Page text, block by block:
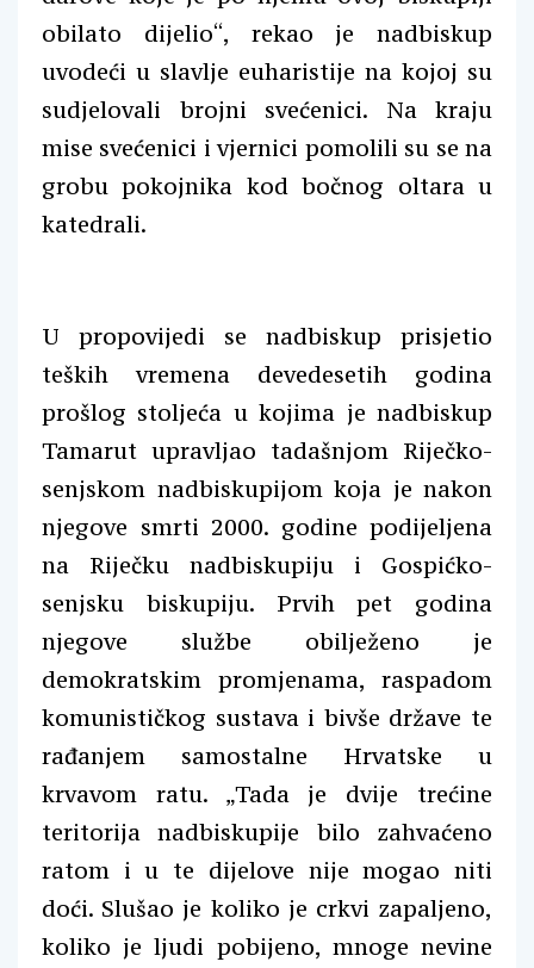
obilato dijelio“, rekao je nadbiskup
uvodeći u slavlje euharistije na kojoj su
sudjelovali brojni svećenici. Na kraju
mise svećenici i vjernici pomolili su se na
grobu pokojnika kod bočnog oltara u
katedrali.
U propovijedi se nadbiskup prisjetio
teških vremena devedesetih godina
prošlog stoljeća u kojima je nadbiskup
Tamarut upravljao tadašnjom Riječko-
senjskom nadbiskupijom koja je nakon
njegove smrti 2000. godine podijeljena
na Riječku nadbiskupiju i Gospićko-
senjsku biskupiju. Prvih pet godina
njegove službe obilježeno je
demokratskim promjenama, raspadom
komunističkog sustava i bivše države te
rađanjem samostalne Hrvatske u
krvavom ratu. „Tada je dvije trećine
teritorija nadbiskupije bilo zahvaćeno
ratom i u te dijelove nije mogao niti
doći. Slušao je koliko je crkvi zapaljeno,
koliko je ljudi pobijeno, mnoge nevine